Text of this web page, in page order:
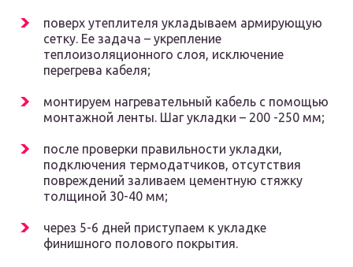
поверх утеплителя укладываем армирующую
сетку. Ее задача – укрепление
теплоизоляционного слоя, исключение
перегрева кабеля;
монтируем нагревательный кабель с помощью
монтажной ленты. Шаг укладки – 200 -250 мм;
после проверки правильности укладки,
подключения термодатчиков, отсутствия
повреждений заливаем цементную стяжку
толщиной 30-40 мм;
через 5-6 дней приступаем к укладке
финишного полового покрытия.